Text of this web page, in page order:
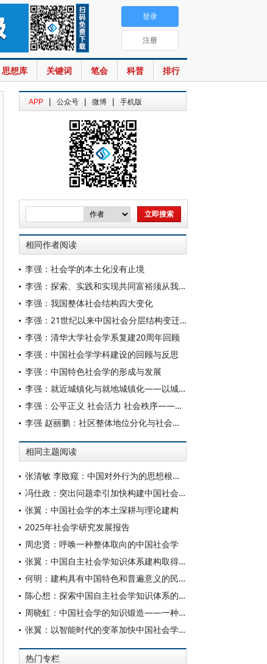
思想库 关键词 笔会 科普 排行
登录
注册
APP | 公众号 | 微博 | 手机版
相同作者阅读
李强：社会学的本土化没有止境
李强：探索、实践和实现共同富裕须从我国的实际出发—— 透视共同富裕的基本国情
李强：我国整体社会结构四大变化
李强：21世纪以来中国社会分层结构变迁的特征与趋势
李强：清华大学社会学系复建20周年回顾
李强：中国社会学学科建设的回顾与反思
李强：中国特色社会学的形成与发展
李强：就近城镇化与就地城镇化——以城市群为主体的大中小城市协调发展的重要支撑
李强：公平正义 社会活力 社会秩序——引导社会问题解决的价值标准
李强 赵丽鹏：社区整体地位分化与社会主要矛盾
相同主题阅读
张清敏 李敃窥：中国对外行为的思想根源探析
冯仕政：突出问题牵引加快构建中国社会学自主知识体系
张翼：中国社会学的本土深耕与理论建构
2025年社会学研究发展报告
周忠贤：呼唤一种整体取向的中国社会学
张翼：中国自主社会学知识体系建构取得新突破
何明：建构具有中国特色和普遍意义的民族学学科
陈心想：探索中国自主社会学知识体系的建构路径
周晓虹：中国社会学的知识锻造——一种知识社会学的本土解读
张翼：以智能时代的变革加快中国社会学自主知识体系构建步伐
热门专栏